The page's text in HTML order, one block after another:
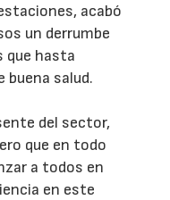
acabó
un derrumbe
que hasta
buena salud.
del sector,
que en todo
a todos en
en este